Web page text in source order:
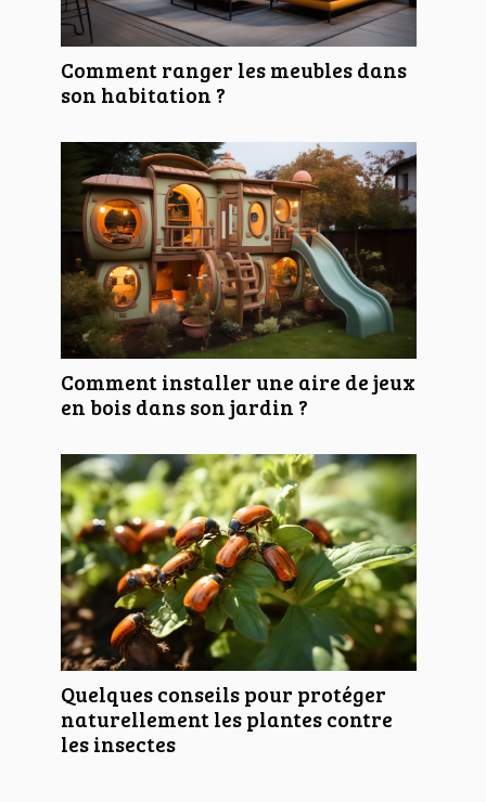
Comment ranger les meubles dans
son habitation ?
Comment installer une aire de jeux
en bois dans son jardin ?
Quelques conseils pour protéger
naturellement les plantes contre
les insectes